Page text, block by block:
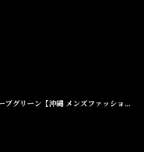
Haight Night Camo Mesh Tank Olive ナイトカモ メッシュ タンクトップ オリーブグリーン【沖縄 メンズファッション 通販】